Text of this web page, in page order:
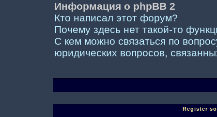
Информация о phpBB 2
Кто написал этот форум?
Почему здесь нет такой-то
С кем можно связаться по
юридических вопросов,
Register